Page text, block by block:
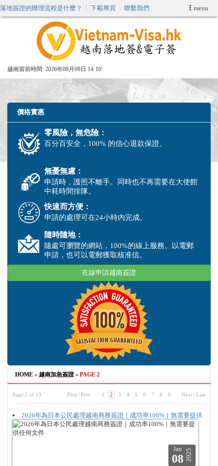
menu
落地簽證的辦理流程是什麼？ 下載專頁 聯繫我們
越南當前時間: 2026年08月08日 14 10'
申請簽證
VIP快速通關服务
週末緊急電子簽證
價格實惠
零風險，無危險：
百分百安全，100% 的信心退款保證。
無憂無慮：
申請時，護照不離手。同時也不再需要在大使館
中耗時間排隊。
快速而方便：
申請的處理可在24小時內完成。
隨時隨地：
隨處可瀏覽的網站，100%的線上服務。以電郵
申請，也可以電郵獲取核准信。
在線申請越南簽證
HOME » 越南加急簽證» PAGE 2
Page 2 of 13 First | Prev 1 2 3 4 5 6 7 8 9 Next | Last
Jan
08 2025
2026年為日本公民處理越南商務簽證｜成功率100%｜無需要提供